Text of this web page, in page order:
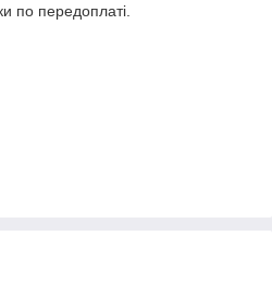
по передоплаті.